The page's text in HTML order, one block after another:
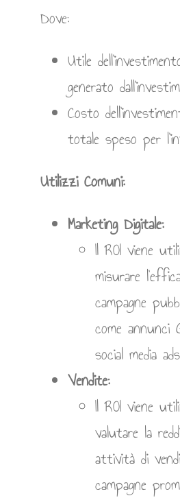
Dove:
Utile
generato
Costo
totale speso per
Utilizzi Comuni:
Marketing Digitale:
Il ROI viene
misurare
campagne
come annunci
social media
Vendite:
Il ROI viene
valutare la
attività di
campagne